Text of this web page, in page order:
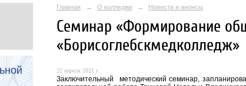
Главная → О колледже → Новости и анонсы
Семинар «Формирование
«Борисоглебскмедколледж»
22 апреля 2021 г.
Заключительный методический семинар,